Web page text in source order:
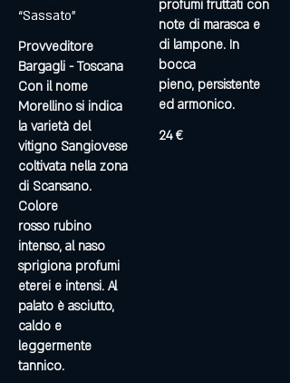
“Sassato”
Provveditore
Bargagli - Toscana
Con il nome
Morellino si indica
la varietà del
vitigno Sangiovese
coltivata nella zona
di Scansano.
Colore
rosso rubino
intenso, al naso
sprigiona profumi
eterei e intensi. Al
palato è asciutto,
caldo e
leggermente
tannico.
profumi fruttati con
note di marasca e
di lampone. In
bocca
pieno, persistente
ed armonico.
24 €